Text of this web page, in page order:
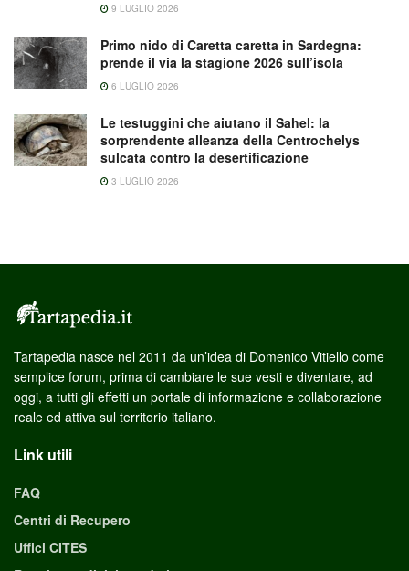
9 LUGLIO 2026
Primo nido di Caretta caretta in Sardegna:
prende il via la stagione 2026 sull’isola
6 LUGLIO 2026
Le testuggini che aiutano il Sahel: la
sorprendente alleanza della Centrochelys
sulcata contro la desertificazione
3 LUGLIO 2026
Tartapedia nasce nel 2011 da un’idea di Domenico Vitiello come
semplice forum, prima di cambiare le sue vesti e diventare, ad
oggi, a tutti gli effetti un portale di informazione e collaborazione
reale ed attiva sul territorio italiano.
Link utili
FAQ
Centri di Recupero
Uffici CITES